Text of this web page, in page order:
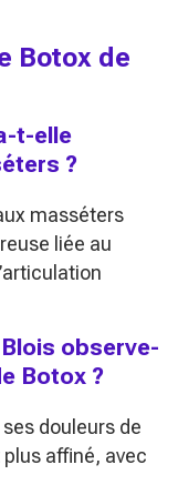
Botox de
t-elle
?
masséters
liée au
observe-
Botox ?
douleurs de
affiné, avec